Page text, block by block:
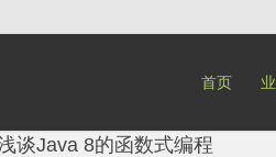
首页
谈Java 8的函数式编程